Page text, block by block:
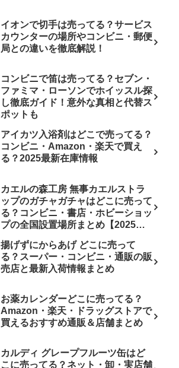
イオンで切手は売ってる？サービス
カウンターの場所やコンビニ・郵便
局との違いを徹底解説！
コンビニで笛は売ってる？セブン・
ファミマ・ローソンでホイッスル探
し徹底ガイド！意外な真相と代替ス
ポットも
アイカツ入浴剤はどこで売ってる？
コンビニ・Amazon・楽天で買え
る？2025最新在庫情報
カエルの森工房 無事カエルストラ
ップのガチャガチャはどこに売って
る？コンビニ・書店・ホビーショッ
プの全国設置場所まとめ【2025最
揚げずにからあげ どこに売って
る？スーパー・コンビニ・通販の販
売店と最新入荷情報まとめ
お薬カレンダーどこに売ってる？
Amazon・楽天・ドラッグストアで
買えるおすすめ通販＆店舗まとめ
カルディ グレープフルーツ缶はど
こに売ってる？ネット・卸・実店舗